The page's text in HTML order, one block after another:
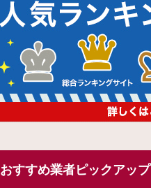
おすすめ業者ピックアップ